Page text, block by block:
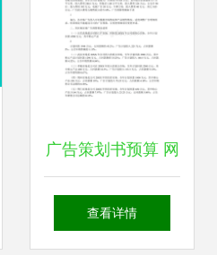
广告策划书预算 网
站开发与维护成本
查看详情